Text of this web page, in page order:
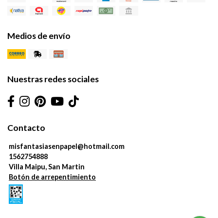
Medios de envío
Nuestras redes sociales
Contacto
misfantasiasenpapel@hotmail.com
1562754888
Villa Maipu, San Martin
Botón de arrepentimiento